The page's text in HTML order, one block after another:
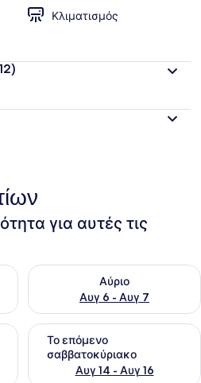
Κλιματισμός
για αυτές τις
απόψε Αυγ 5 - Αυγ 6
Αύριο
Αυγ 6 - Αυγ 7
Έλεγχος διαθεσιμότητας
αυτό το σαββατοκύριακο
Το επόμενο
σαββατοκύριακο
Αυγ 14 - Αυγ 16
Έλεγχος διαθεσιμότητας